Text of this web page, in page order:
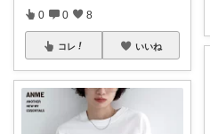
0 0 8
コレ いいね